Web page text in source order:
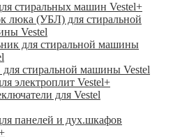
стиральных машин Vestel+
люка (УБЛ) для стиральной
Vestel
для стиральной машины
стиральной машины Vestel
электроплит Vestel+
для Vestel
панелей и дух.шкафов